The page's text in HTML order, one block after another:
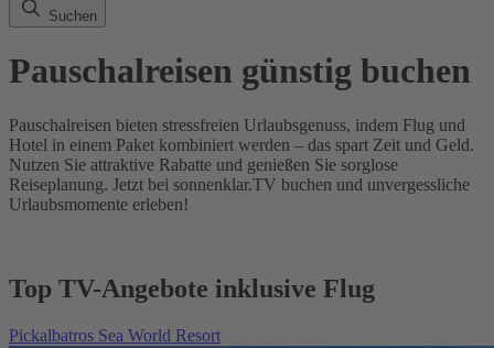
Suchen
Pauschalreisen günstig buchen
Pauschalreisen bieten stressfreien Urlaubsgenuss, indem Flug und
Hotel in einem Paket kombiniert werden – das spart Zeit und Geld.
Nutzen Sie attraktive Rabatte und genießen Sie sorglose
Reiseplanung. Jetzt bei sonnenklar.TV buchen und unvergessliche
Urlaubsmomente erleben!
Top TV-Angebote inklusive Flug
Pickalbatros Sea World Resort